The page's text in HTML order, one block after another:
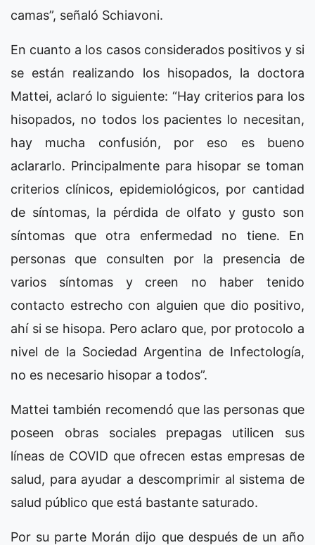
camas”, señaló Schiavoni.
En cuanto a los casos considerados positivos y si
se están realizando los hisopados, la doctora
Mattei, aclaró lo siguiente: “Hay criterios para los
hisopados, no todos los pacientes lo necesitan,
hay mucha confusión, por eso es bueno
aclararlo. Principalmente para hisopar se toman
criterios clínicos, epidemiológicos, por cantidad
de síntomas, la pérdida de olfato y gusto son
síntomas que otra enfermedad no tiene. En
personas que consulten por la presencia de
varios síntomas y creen no haber tenido
contacto estrecho con alguien que dio positivo,
ahí si se hisopa. Pero aclaro que, por protocolo a
nivel de la Sociedad Argentina de Infectología,
no es necesario hisopar a todos”.
Mattei también recomendó que las personas que
poseen obras sociales prepagas utilicen sus
líneas de COVID que ofrecen estas empresas de
salud, para ayudar a descomprimir al sistema de
salud público que está bastante saturado.
Por su parte Morán dijo que después de un año